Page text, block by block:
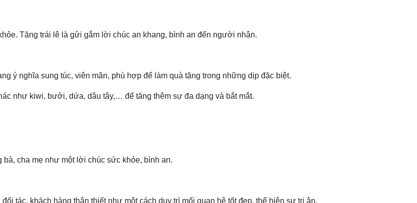
Tặng trái lê là gửi gắm lời chúc an khang, bình an đến người nhận.
ý nghĩa sung túc, viên mãn, phù hợp để làm quà tặng trong những dịp đặc biệt.
như kiwi, bưởi, dứa, dâu tây,… để tăng thêm sự đa dạng và bắt mắt.
cha mẹ như một lời chúc sức khỏe, bình an.
tác, khách hàng thân thiết như một cách duy trì mối quan hệ tốt đẹp, thể hiện sự tri ân.